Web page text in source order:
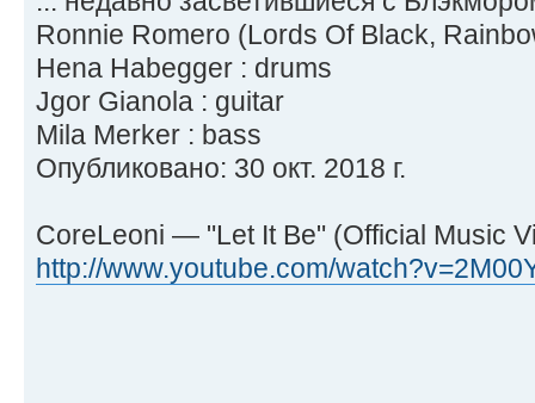
Ronnie Romero (Lords Of Black,
Hena Habegger : drums
Jgor Gianola : guitar
Mila Merker : bass
Опубликовано: 30 окт. 2018 г.
CoreLeoni — "Let It Be" (Official Music
http://www.youtube.com/